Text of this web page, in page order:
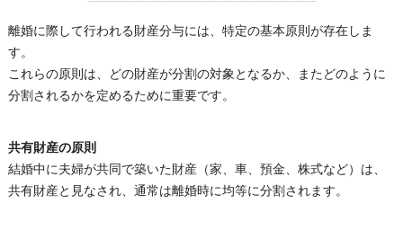
離婚に際して行われる財産分与には、特定の基本原則が存在しま
す。
これらの原則は、どの財産が分割の対象となるか、またどのように
分割されるかを定めるために重要です。
共有財産の原則
結婚中に夫婦が共同で築いた財産（家、車、預金、株式など）は、
共有財産と見なされ、通常は離婚時に均等に分割されます。